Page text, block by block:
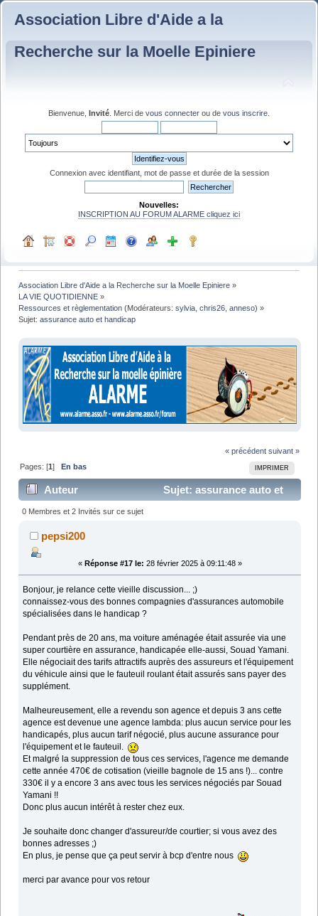
Association Libre d'Aide a la
Recherche sur la Moelle Epiniere
Bienvenue, Invité . Merci de vous connecter ou de vous inscrire
Connexion avec identifiant, mot de passe et durée de la session
Nouvelles:
INSCRIPTION AU FORUM ALARME cliquez ici
Association Libre d'Aide a la Recherche sur la Moelle Epiniere »
LA VIE QUOTIDIENNE »
Ressources et règlementation (Modérateurs:sylvia ,chris26 ,anneso) »
Sujet:assurance auto et handicap
« précédent suivant »
IMPRIMER
Pages: [1] En bas
Auteur
Sujet: assurance auto et
handicap (Lu 30428 fois)
0 Membres et 2 Invités sur ce sujet
pepsi200
« Réponse #17 le: 28 février 2025 à 09:11:48 »
Bonjour, je relance cette vieille discussion... ;)
connaissez-vous des bonnes compagnies d'assurances automobile
spécialisées dans le handicap ?
Pendant près de 20 ans, ma voiture aménagée était assurée via une
super courtière en assurance, handicapée elle-aussi, Souad Yamani.
Elle négociait des tarifs attractifs auprès des assureurs et l'équipement
du véhicule ainsi que le fauteuil roulant était assurés sans payer des
supplément.
Malheureusement, elle a revendu son agence et depuis 3 ans cette
agence est devenue une agence lambda: plus aucun service pour les
handicapés, plus aucun tarif négocié, plus aucune assurance pour
l'équipement et le fauteuil.
Et malgré la suppression de tous ces services, l'agence me demande
cette année 470€ de cotisation (vieille bagnole de 15 ans !)... contre
330€ il y a encore 3 ans avec tous les services négociés par Souad
Yamani !!
Donc plus aucun intérêt à rester chez eux.
Je souhaite donc changer d'assureur/de courtier; si vous avez des
bonnes adresses ;)
En plus, je pense que ça peut servir à bcp d'entre nous
merci par avance pour vos retour